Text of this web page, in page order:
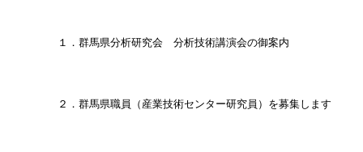
１．群馬県分析研究会　分析技術講演会の御案内
２．群馬県職員（産業技術センター研究員）を募集します